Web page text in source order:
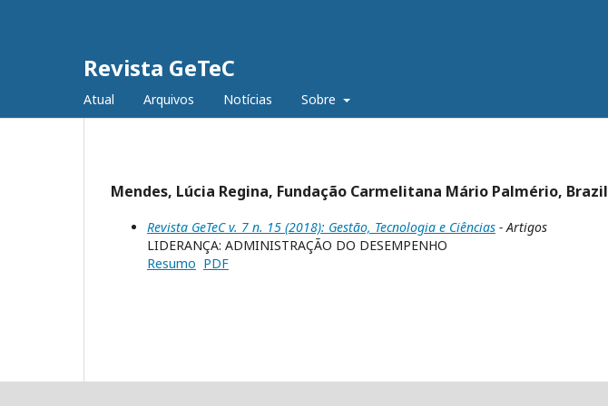
Revista GeTeC
Atual Arquivos Notícias Sobre
Mendes, Lúcia Regina, Fundação Carmelitana Mário Palmério, Brazil
Revista GeTeC v. 7 n. 15 (2018): Gestão, Tecnologia e Ciências - Artigos
LIDERANÇA: ADMINISTRAÇÃO DO DESEMPENHO
Resumo PDF